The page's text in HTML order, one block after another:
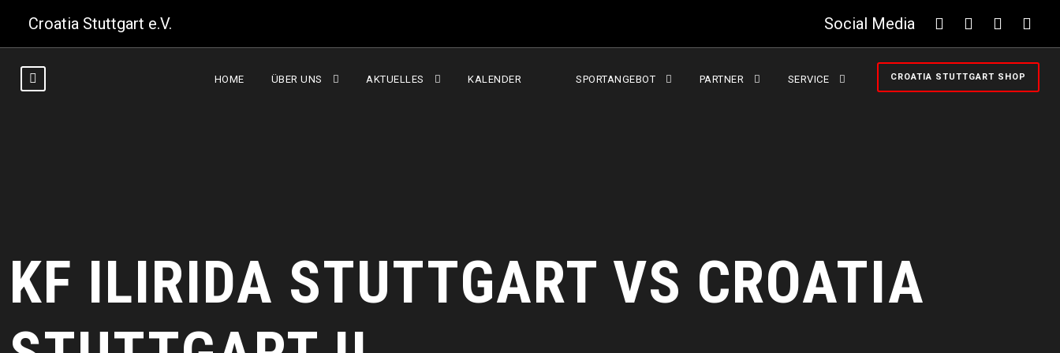
Croatia Stuttgart e.V. Social Media
HOME ÜBER UNS AKTUELLES KALENDER SPORTANGEBOT PARTNER SERVICE CROATIA STUTTGART SHOP
KF ILIRIDA STUTTGART VS CROATIA